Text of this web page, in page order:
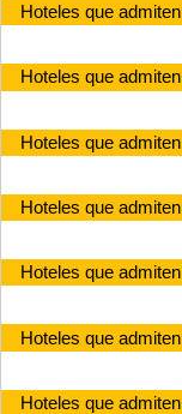
Hoteles que
Hoteles que
Hoteles que
Hoteles que
Hoteles que
Hoteles que
Hoteles que